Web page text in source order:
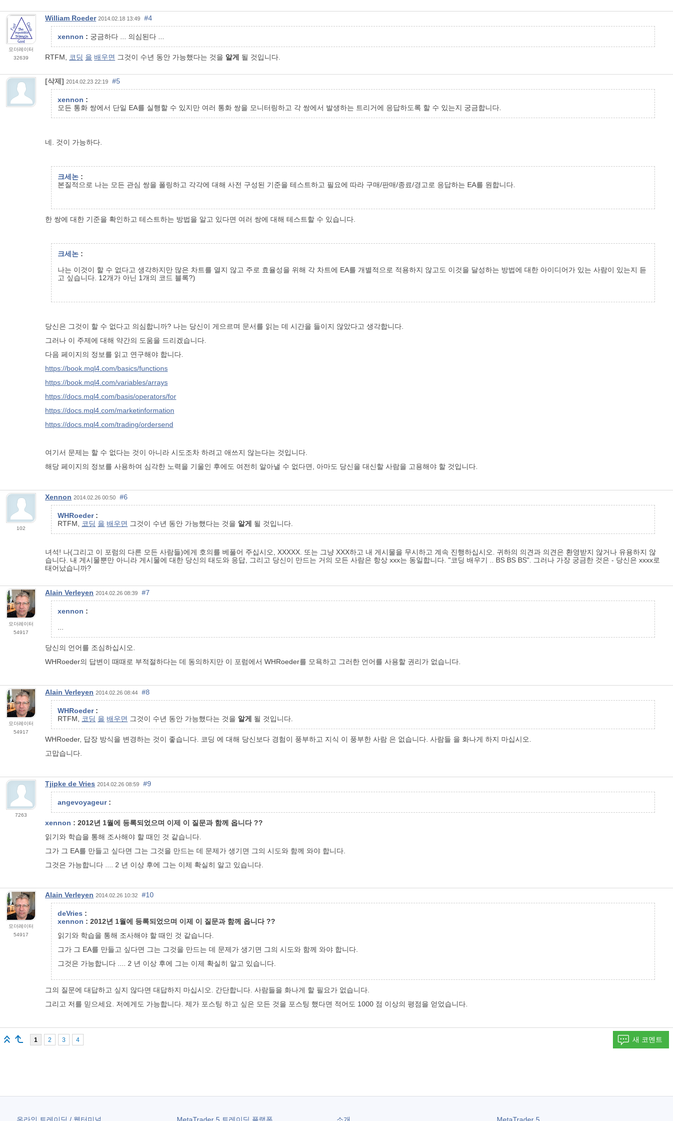
모더레이터
32639
William Roeder 2014.02.18 13:49 #4
xennon : 궁금하다 ... 의심된다 ...
RTFM, 코딩 을 배우면 그것이 수년 동안 가능했다는 것을 알게 될 것입니다.
[삭제] 2014.02.23 22:19 #5
xennon :
모든 통화 쌍에서 단일 EA를 실행할 수 있지만 여러 통화 쌍을 모니터링하고 각 쌍에서 발생하는 트리거에 응답하도록 할 수 있는지 궁금합니다.
네. 것이 가능하다.
크세논 :
본질적으로 나는 모든 관심 쌍을 폴링하고 각각에 대해 사전 구성된 기준을 테스트하고 필요에 따라 구매/판매/종료/경고로 응답하는 EA를 원합니다.
한 쌍에 대한 기준을 확인하고 테스트하는 방법을 알고 있다면 여러 쌍에 대해 테스트할 수 있습니다.
크세논 :
나는 이것이 할 수 없다고 생각하지만 많은 차트를 열지 않고 주로 효율성을 위해 각 차트에 EA를 개별적으로 적용하지 않고도 이것을 달성하는 방법에 대한 아이디어가 있는 사람이 있는지 듣
고 싶습니다. 12개가 아닌 1개의 코드 블록?)
당신은 그것이 할 수 없다고 의심합니까? 나는 당신이 게으르며 문서를 읽는 데 시간을 들이지 않았다고 생각합니다.
그러나 이 주제에 대해 약간의 도움을 드리겠습니다.
다음 페이지의 정보를 읽고 연구해야 합니다.
https://book.mql4.com/basics/functions
https://book.mql4.com/variables/arrays
https://docs.mql4.com/basis/operators/for
https://docs.mql4.com/marketinformation
https://docs.mql4.com/trading/ordersend
여기서 문제는 할 수 없다는 것이 아니라 시도조차 하려고 애쓰지 않는다는 것입니다.
해당 페이지의 정보를 사용하여 심각한 노력을 기울인 후에도 여전히 알아낼 수 없다면, 아마도 당신을 대신할 사람을 고용해야 할 것입니다.
102
Xennon 2014.02.26 00:50 #6
WHRoeder:
RTFM,
코딩 을 배우면 그것이 수년 동안 가능했다는 것을 알게 될 것입니다.
녀석! 나(그리고 이 포럼의 다른 모든 사람들)에게 호의를 베풀어 주십시오, XXXXX. 또는 그냥 XXX하고 내 게시물을 무시하고 계속 진행하십시오. 귀하의 의견과 의견은 환영받지 않거나 유용하지 않
습니다. 내 게시물뿐만 아니라 게시물에 대한 당신의 태도와 응답, 그리고 당신이 만드는 거의 모든 사람은 항상 xxx는 동일합니다. "코딩 배우기 .. BS BS BS". 그러나 가장 궁금한 것은 - 당신은 xxxx로
태어났습니까?
모더레이터
54917
Alain Verleyen 2014.02.26 08:39 #7
xennon :
당신의 언어를 조심하십시오.
WHRoeder의 답변이 때때로 부적절하다는 데 동의하지만 이 포럼에서 WHRoeder를 모욕하고 그러한 언어를 사용할 권리가 없습니다.
모더레이터
54917
Alain Verleyen 2014.02.26 08:44 #8
WHRoeder:
RTFM,
코딩 을 배우면 그것이 수년 동안 가능했다는 것을 알게 될 것입니다.
WHRoeder, 답장 방식을 변경하는 것이 좋습니다. 코딩 에 대해 당신보다 경험이 풍부하고 지식 이 풍부한 사람 은 없습니다. 사람들 을 화나게 하지 마십시오.
고맙습니다.
7263
Tjipke de Vries 2014.02.26 08:59 #9
angevoyageur:
xennon : 2012년 1월에 등록되었으며 이제 이 질문과 함께 옵니다 ??
읽기와 학습을 통해 조사해야 할 때인 것 같습니다.
그가 그 EA를 만들고 싶다면 그는 그것을 만드는 데 문제가 생기면 그의 시도와 함께 와야 합니다.
그것은 가능합니다 .... 2 년 이상 후에 그는 이제 확실히 알고 있습니다.
모더레이터
54917
Alain Verleyen 2014.02.26 10:32 #10
deVries :
xennon : 2012년 1월에 등록되었으며 이제 이 질문과 함께 옵니다 ??
읽기와 학습을 통해 조사해야 할 때인 것 같습니다.
그가 그 EA를 만들고 싶다면 그는 그것을 만드는 데 문제가 생기면 그의 시도와 함께 와야 합니다.
그것은 가능합니다 .... 2 년 이상 후에 그는 이제 확실히 알고 있습니다.
그의 질문에 대답하고 싶지 않다면 대답하지 마십시오. 간단합니다. 사람들을 화나게 할 필요가 없습니다.
그리고 저를 믿으세요. 저에게도 가능합니다. 제가 포스팅 하고 싶은 모든 것을 포스팅 했다면 적어도 1000 점 이상의 평점을 얻었습니다.
1 2 3 4 새 코멘트